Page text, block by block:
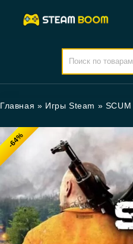
Главная » Игры Steam » SCUM
-64%